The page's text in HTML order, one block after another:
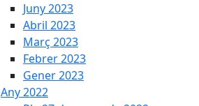
Juny 2023
Abril 2023
Març 2023
Febrer 2023
Gener 2023
Any 2022